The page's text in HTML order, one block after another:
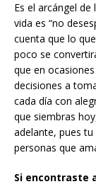
Es el arcángel
vida es “no
cuenta que lo
poco se
que en
decisiones a
cada día con
que siembras
adelante, pues
personas que
Si encontraste